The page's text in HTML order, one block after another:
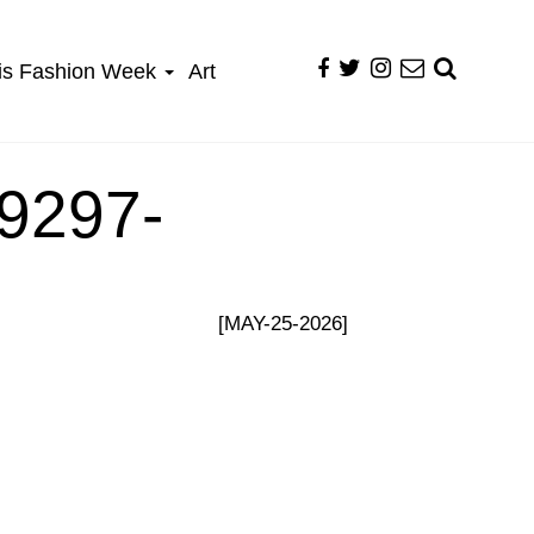
Fashion Week Art
[MAY-25-2026]